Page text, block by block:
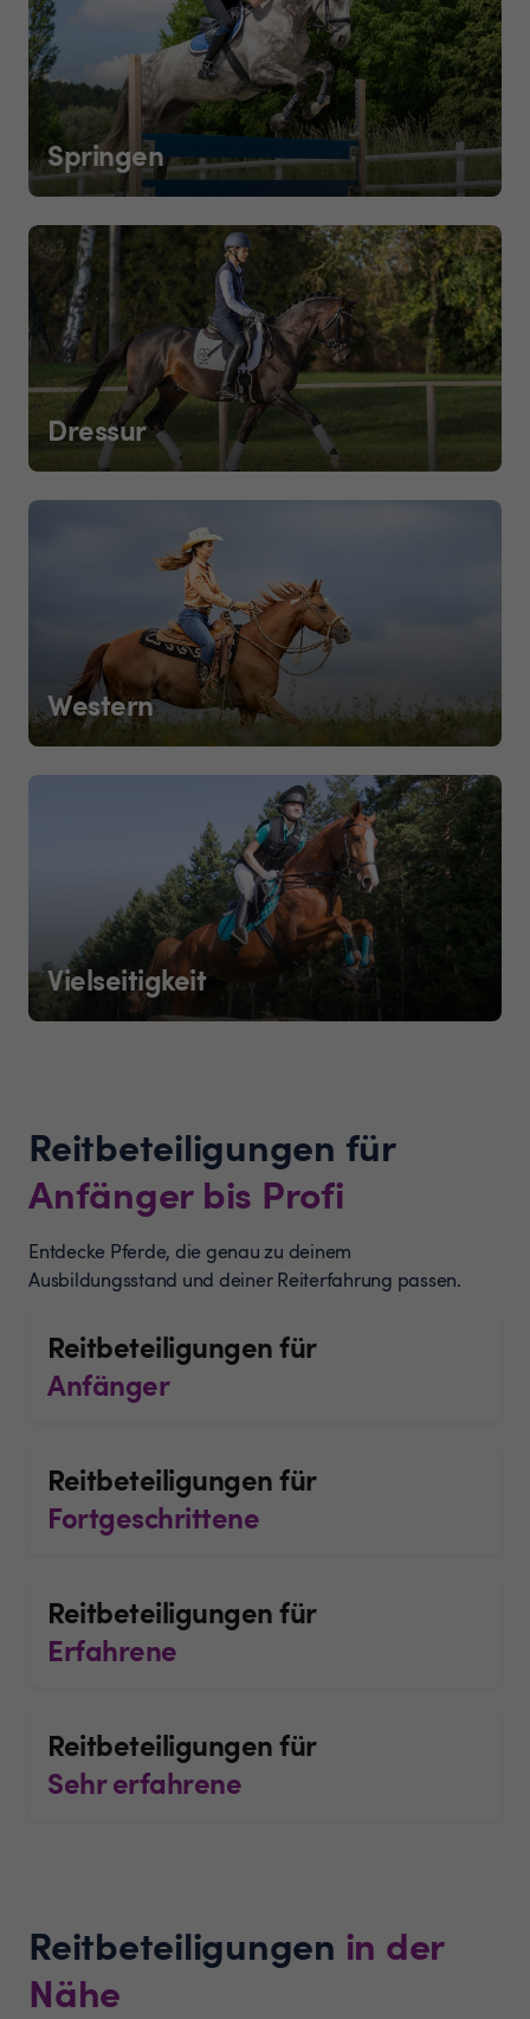
Springen
Dressur
Western
Vielseitigkeit
Reitbeteiligungen für
Anfänger bis Profi
Entdecke Pferde, die genau zu deinem
Ausbildungsstand und deiner Reiterfahrung passen.
Reitbeteiligungen für
Anfänger
Reitbeteiligungen für
Fortgeschrittene
Reitbeteiligungen für
Erfahrene
Reitbeteiligungen für
Sehr erfahrene
Reitbeteiligungen in der
Nähe